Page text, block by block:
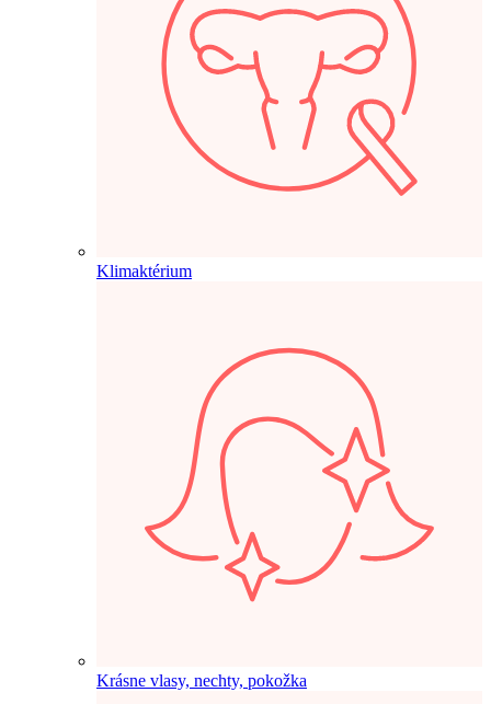
Klimaktérium
Krásne vlasy, nechty, pokožka